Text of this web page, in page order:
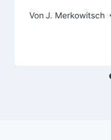
Von J. Merkowitsch